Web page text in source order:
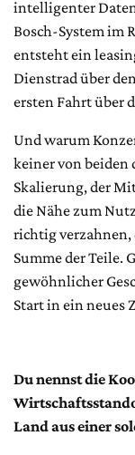
intelligenter
Bosch-System im
entsteht ein
Dienstrad über
ersten Fahrt über
Und warum
keiner von beiden
Skalierung, der
die Nähe zum
richtig verzahnen,
Summe der Teile.
gewöhnlicher
Start in ein neues
Du nennst die
Land aus einer